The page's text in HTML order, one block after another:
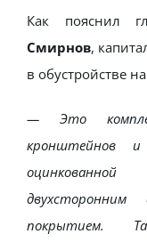
Как пояснил
Смирнов,
в обустройстве
— Это
кронштейнов
двухсторонним
покрытием.